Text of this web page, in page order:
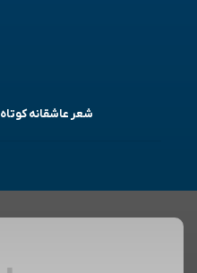
شعر عاشقانه کوتاه / بیش